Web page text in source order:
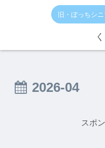
旧・ぼっちシ
2026-04
スポ